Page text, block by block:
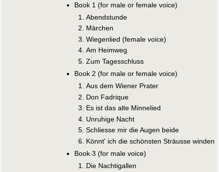
Book 1 (for male or female voice)
Abendstunde
Märchen
Wiegenlied (female voice)
Am Heimweg
Zum Tagesschluss
Book 2 (for male or female voice)
Aus dem Wiener Prater
Don Fadrique
Es ist das alte Minnelied
Unruhige Nacht
Schliesse mir die Augen beide
Könnt' ich die schönsten Sträusse winden
Book 3 (for male voice)
Die Nachtigallen